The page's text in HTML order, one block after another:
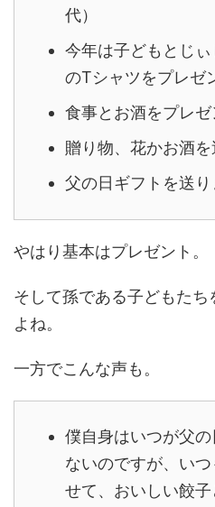
代）
今年は子どもとじ
のTシャツをプレゼ
食事とお酒をプレゼ
贈り物、花かお酒を
父の日ギフトを送り
やはり基本はプレゼント。
そして孫である子どもた
よね。
一方でこんな声も。
僕自身はいつが父
ないのですが、い
せて、おいしい餃